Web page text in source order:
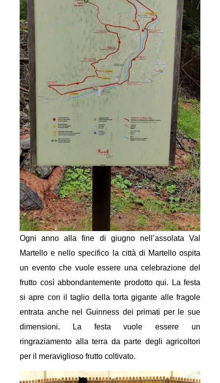
Ogni anno alla fine di giugno nell’assolata Val
Martello e nello specifico la città di Martello ospita
un evento che vuole essere una celebrazione del
frutto così abbondantemente prodotto qui. La festa
si apre con il taglio della torta gigante alle fragole
entrata anche nel Guinness dei primati per le sue
dimensioni. La festa vuole essere un
ringraziamento alla terra da parte degli agricoltori
per il meraviglioso frutto coltivato.